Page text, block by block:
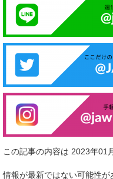
この記事の内容は 2023年01
情報が最新ではない可能性が